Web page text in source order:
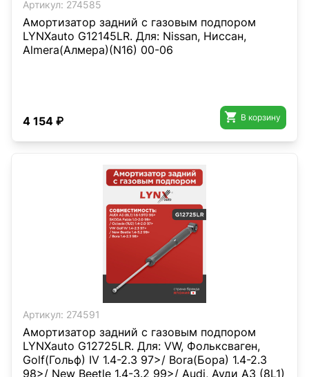
Артикул: 274585
Амортизатор задний с газовым подпором
LYNXauto G12145LR. Для: Nissan, Ниссан,
Almera(Алмера)(N16) 00-06
4 154 ₽  В корзину
Артикул: 274591
Амортизатор задний с газовым подпором
LYNXauto G12725LR. Для: VW, Фольксваген,
Golf(Гольф) IV 1.4-2.3 97>/ Bora(Бора) 1.4-2.3
98>/ New Beetle 1.4-3.2 99>/ Audi, Ауди A3 (8L1)